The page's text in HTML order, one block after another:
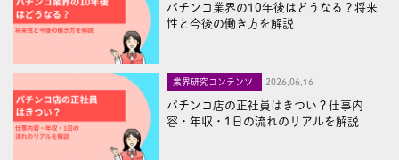
パチンコ業界の10年後はどうなる？将来
性と今後の働き方を解説
業界研究コンテンツ 2026,06,16
パチンコ店の正社員はきつい？仕事内
容・年収・1日の流れのリアルを解説